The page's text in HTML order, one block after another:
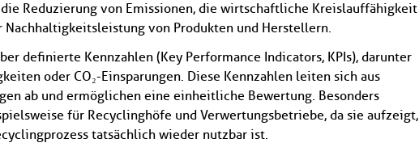
Reduzierung von Emissionen, die wirtschaftliche Kreislauffähigkeit
von Produkten und Herstellern.
definierte Kennzahlen (Key Performance Indicators, KPIs), darunter
oder CO₂-Einsparungen. Diese Kennzahlen leiten sich aus
ab und ermöglichen eine einheitliche Bewertung. Besonders
für Recyclinghöfe und Verwertungsbetriebe, da sie aufzeigt,
tatsächlich wieder nutzbar ist.